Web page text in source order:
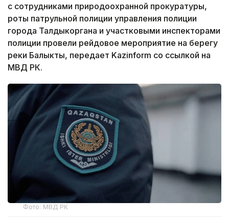
с сотрудниками природоохранной прокуратуры,
роты патрульной полиции управления полиции
города Талдыкоргана и участковыми инспекторами
полиции провели рейдовое мероприятие на берегу
реки Балыкты, передает Kazinform со ссылкой на
МВД РК.
Фото: МВД РК